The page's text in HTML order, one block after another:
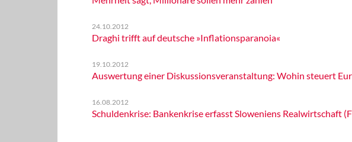
24.10.2012
Draghi trifft auf deutsche »Inflationsparanoia«
19.10.2012
Auswertung einer Diskussionsveranstaltung: Wohin steuert
16.08.2012
Schuldenkrise: Bankenkrise erfasst Sloweniens Realwirtschaft